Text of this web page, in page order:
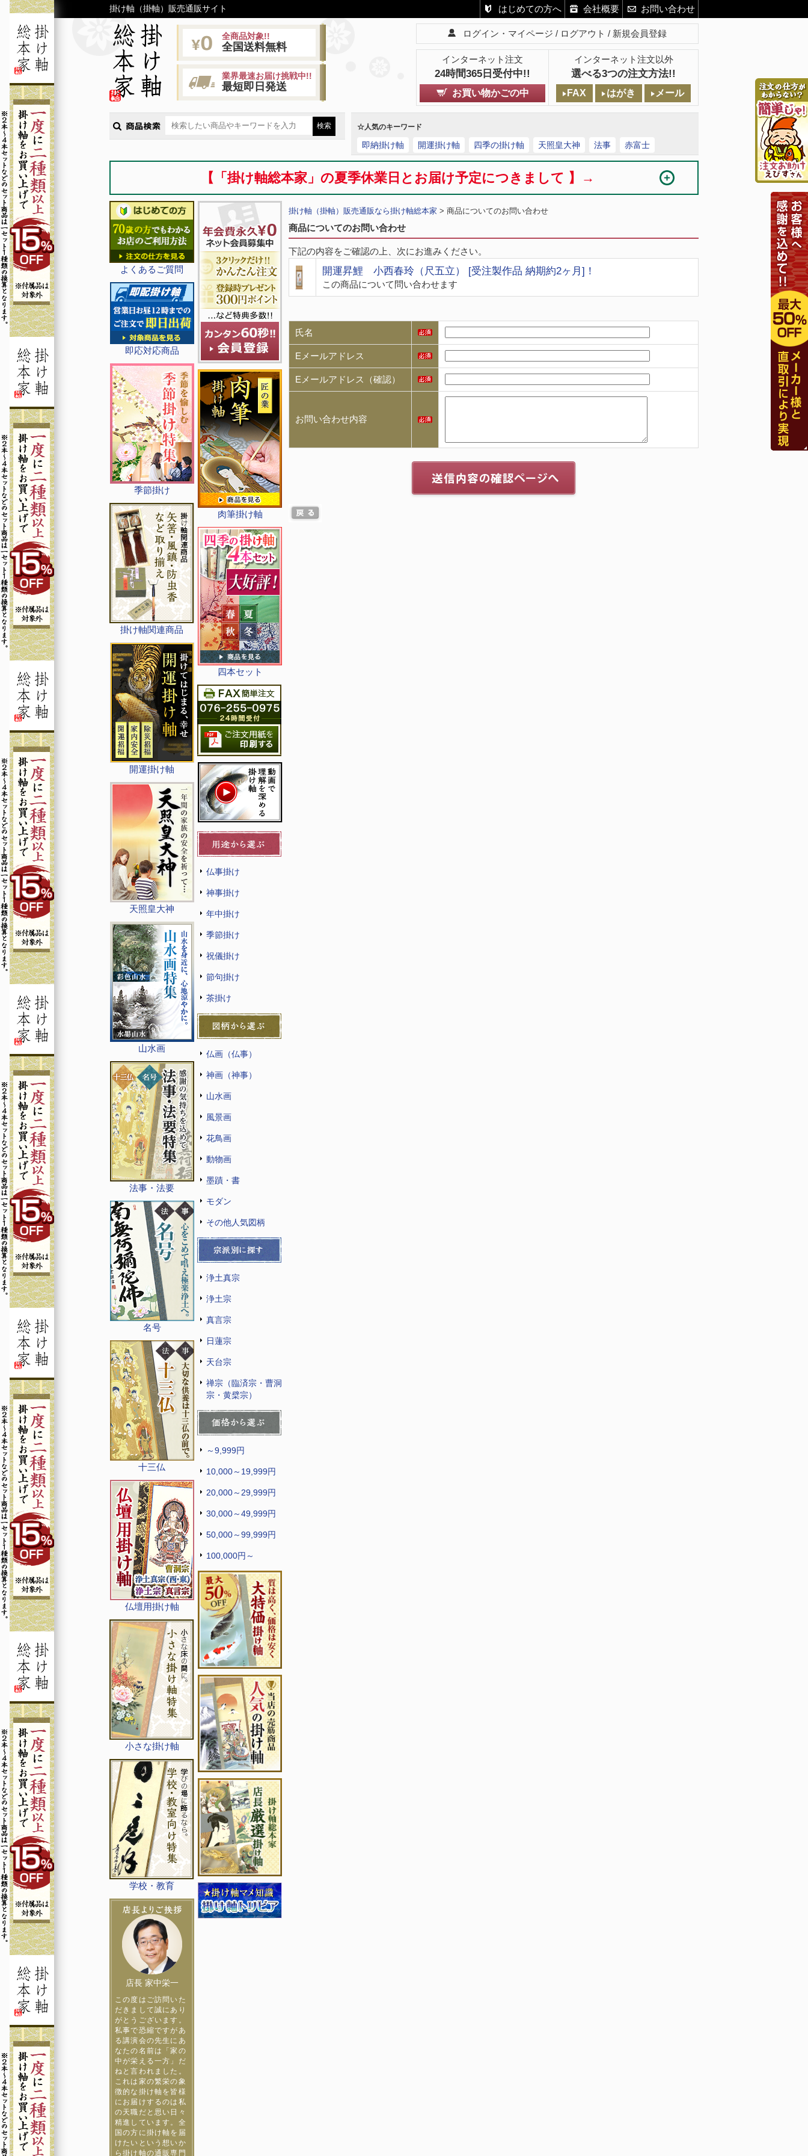
掛け軸（掛軸）販売通販サイト はじめての方へ 会社概要 お問い合わせ
全商品対象!!
全国送料無料
業界最速お届け挑戦中!!
最短即日発送
ログイン・マイページ ログアウト 新規会員登録
インターネット注文
24時間365日受付中!!
インターネット注文以外
選べる3つの注文方法!!
お買い物かごの中 FAX はがき メール
☆人気のキーワード
即納掛け軸 開運掛け軸 四季の掛け軸 天照皇大神 法事 赤富士
【「掛け軸総本家」の夏季休業日とお届け予定につきまして 】→
よくあるご質問
即応対応商品
季節掛け
掛け軸関連商品
開運掛け軸
天照皇大神
山水画
法事・法要
名号
十三仏
仏壇用掛け軸
小さな掛け軸
学校・教育
店長 家中栄一
この度はご訪問いた
だきまして誠にあり
がとうございます。
私事で恐縮ですがあ
る講演会の先生にあ
なたの名前は「家の
中が栄える一方」だ
ねと言われました。
これは家の繁栄の象
徴的な掛け軸を皆様
にお届けするのは私
の天職だと思い日々
精進しています。全
国の方に掛け軸を届
けたいという想いか
ら掛け軸の通販専門
肉筆掛け軸
四本セット
仏事掛け
神事掛け
年中掛け
季節掛け
祝儀掛け
節句掛け
茶掛け
仏画（仏事）
神画（神事）
山水画
風景画
花鳥画
動物画
墨蹟・書
モダン
その他人気図柄
浄土真宗
浄土宗
真言宗
日蓮宗
天台宗
禅宗（臨済宗・曹洞
宗・黄檗宗）
～9,999円
10,000～19,999円
20,000～29,999円
30,000～49,999円
50,000～99,999円
100,000円～
掛け軸（掛軸）販売通販なら掛け軸総本家 > 商品についてのお問い合わせ
商品についてのお問い合わせ
下記の内容をご確認の上、次にお進みください。
開運昇鯉 小西春玲（尺五立） [受注製作品 納期約2ヶ月]！
この商品について問い合わせます
氏名
Eメールアドレス
Eメールアドレス（確認）
お問い合わせ内容